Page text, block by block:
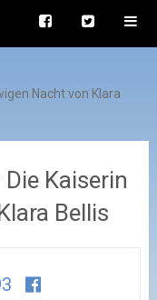
Nacht von Klara
Kaiserin
Bellis